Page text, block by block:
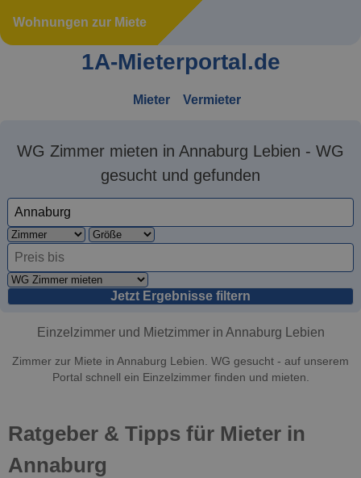
Wohnungen zur Miete
1A-Mieterportal.de
Mieter Vermieter
WG Zimmer mieten in Annaburg Lebien - WG
gesucht und gefunden
Jetzt Ergebnisse filtern
Einzelzimmer und Mietzimmer in Annaburg Lebien
Zimmer zur Miete in Annaburg Lebien. WG gesucht - auf unserem
Portal schnell ein Einzelzimmer finden und mieten.
Ratgeber & Tipps für Mieter in
Annaburg